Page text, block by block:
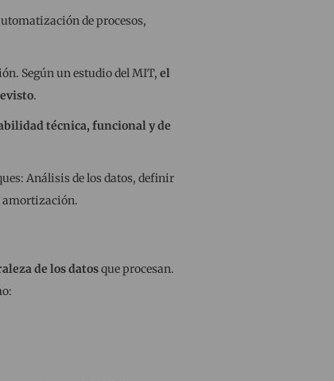
de procesos,
Según un estudio del MIT, el
.
técnica, funcional y de
Análisis de los datos, definir
amortización.
de los datosque procesan.